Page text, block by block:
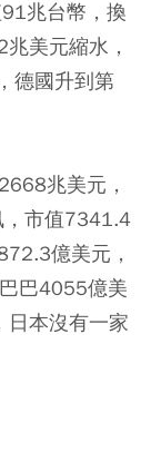
兆台幣，換
美元縮水，
德國升到第
兆美元，
，市值7341.4
億美元，
巴4055億美
日本沒有一家